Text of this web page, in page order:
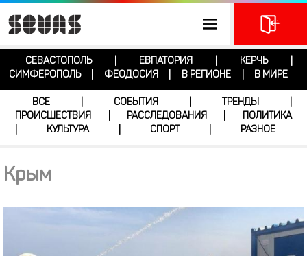
СЕВАСТОПОЛЬ ЕВПАТОРИЯ КЕРЧЬ
СИМФЕРОПОЛЬ
ФЕОДОСИЯ В РЕГИОНЕ В МИРЕ
ВСЕ СОБЫТИЯ ТРЕНДЫ
ПРОИСШЕСТВИЯ
РАССЛЕДОВАНИЯ
ПОЛИТИКА
КУЛЬТУРА СПОРТ РАЗНОЕ
Крым